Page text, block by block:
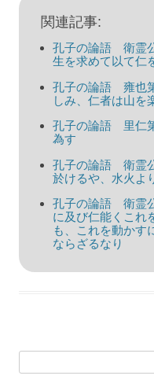
関連記事:
孔子の論語 衛霊
生を求めて以て仁
孔子の論語 雍也
しみ、仁者は山を
孔子の論語 里仁
為す
孔子の論語 衛霊
於けるや、水火よ
孔子の論語 衛霊
に及び仁能くこれ
も、これを動かす
ならざるなり